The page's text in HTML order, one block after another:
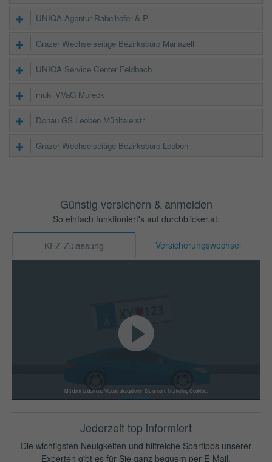
UNIQA Agentur Rabelhofer & P.
Grazer Wechselseitige Bezirksbüro Mariazell
UNIQA Service Center Feldbach
muki VVaG Mureck
Donau GS Leoben Mühltalerstr.
Grazer Wechselseitige Bezirksbüro Leoben
Günstig versichern & anmelden
So einfach funktioniert's auf durchblicker.at:
KFZ-Zulassung Versicherungswechsel
Mit dem Laden des Videos akzeptieren Sie unsere Marketing Cookies.
Mehr Erfahren
Jederzeit top informiert
Die wichtigsten Neuigkeiten und hilfreiche Spartipps unserer
Experten gibt es für Sie ganz bequem per E-Mail.